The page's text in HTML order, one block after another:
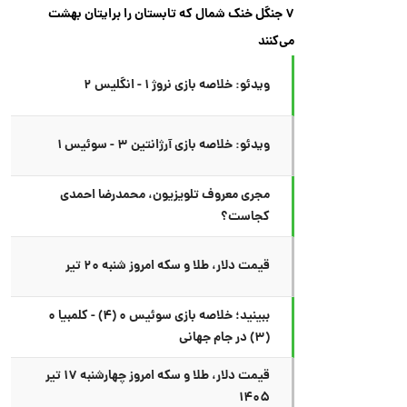
۷ جنگل خنک شمال که تابستان را برایتان بهشت
می‌کنند
ویدئو: خلاصه بازی نروژ ۱ - انگلیس ۲
ویدئو: خلاصه بازی آرژانتین ۳ - سوئیس ۱
مجری معروف تلویزیون، محمدرضا احمدی
کجاست؟
قیمت دلار، طلا و سکه امروز شنبه ۲۰ تیر
ببینید؛ خلاصه بازی سوئیس ۰ (۴) - کلمبیا ۰
(۳) در جام جهانی
قیمت دلار، طلا و سکه امروز چهارشنبه ۱۷ تیر
۱۴۰۵